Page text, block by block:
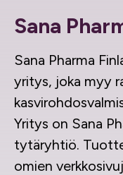
Sana
Sana Pharma
yritys, joka myy
Yritys on Sana
tytäryhtiö.
omien